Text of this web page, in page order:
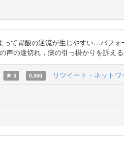
って胃酸の逆流が生じやすい…パフ
の途切れ，痰の引っ掛かりを訴え
3 0.000 リツイート・ネットワ